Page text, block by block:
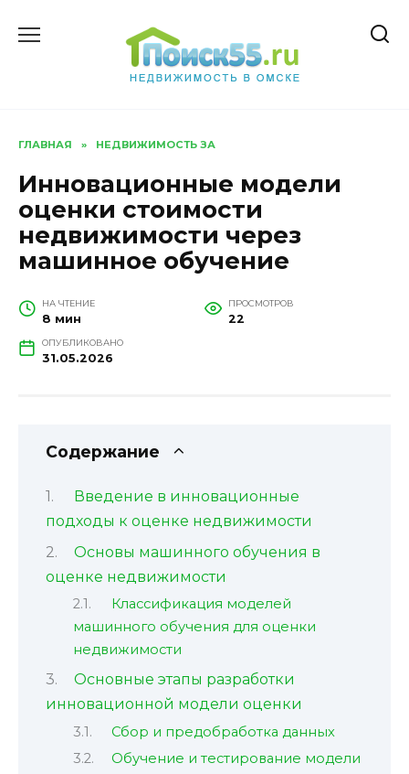
ГЛАВНАЯ » НЕДВИЖИМОСТЬ ЗА
Инновационные модели
оценки стоимости
недвижимости через
машинное обучение
НА ЧТЕНИЕ
8 мин
ПРОСМОТРОВ
22
ОПУБЛИКОВАНО
31.05.2026
Содержание
Введение в инновационные
подходы к оценке недвижимости
Основы машинного обучения в
оценке недвижимости
Классификация моделей
машинного обучения для оценки
недвижимости
Основные этапы разработки
инновационной модели оценки
Сбор и предобработка данных
Обучение и тестирование модели